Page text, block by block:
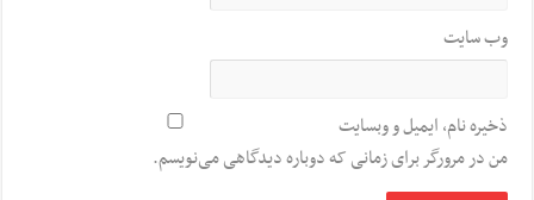
وب‌ سایت
ذخیره نام، ایمیل و وبسایت
من در مرورگر برای زمانی که دوباره دیدگاهی می‌نویسم.